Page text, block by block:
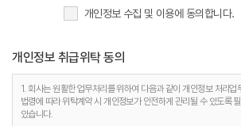
2. 개인정보 수집 목적
1) 문의사항 등록 시 수집항목
사용자 식별, 사용자 문의 대응, 제안·불만·AS처리 등의 민원처리,
2) 웹사이트 이용과정에서 자동 생성되어 수집되는 항목
접속빈도 파악 및 서비스 이용 통계 수집 등 사용자 서비스 이용 분
및 품질 향상
개인정보 수집 및 이용에 동의합니다.
개인정보 취급위탁 동의
1. 회사는 원활한 업무처리를 위하여 다음과 같이 개인정보 처리업
법령에 따라 위탁계약 시 개인정보가 안전하게 관리될 수 있도록
있습니다.